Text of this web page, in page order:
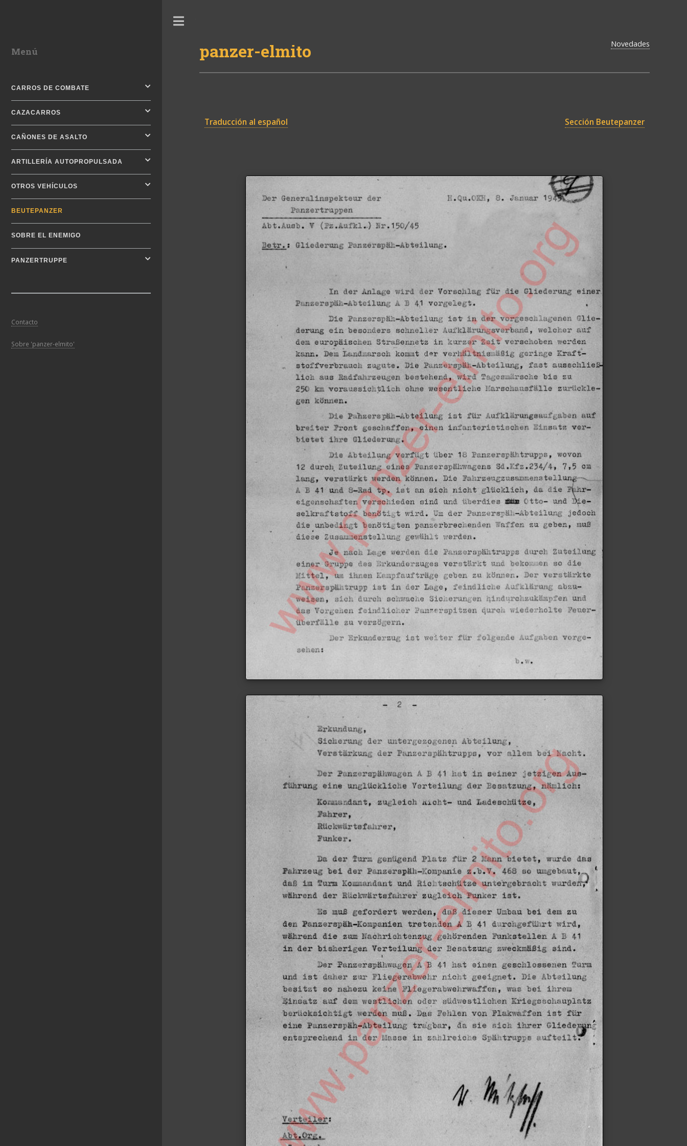
panzer-elmito Novedades
Traducción al español Sección Beutepanzer
Menú
CARROS DE COMBATE
CAZACARROS
CAÑONES DE ASALTO
ARTILLERÍA AUTOPROPULSADA
OTROS VEHÍCULOS
BEUTEPANZER
SOBRE EL ENEMIGO
PANZERTRUPPE
Contacto
Sobre 'panzer-elmito'